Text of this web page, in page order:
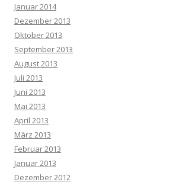
Januar 2014
Dezember 2013
Oktober 2013
September 2013
August 2013
Juli 2013
Juni 2013
Mai 2013
April 2013
März 2013
Februar 2013
Januar 2013
Dezember 2012